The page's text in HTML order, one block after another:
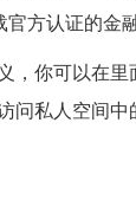
方认证的金
，你可以在
私人空间中